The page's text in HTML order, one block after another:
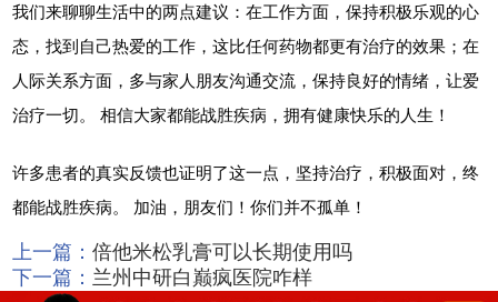
我们来聊聊生活中的两点建议：在工作方面，保持积极乐观的心
态，找到自己热爱的工作，这比任何药物都更有治疗的效果；在
人际关系方面，多与家人朋友沟通交流，保持良好的情绪，让爱
治疗一切。 相信大家都能战胜疾病，拥有健康快乐的人生！
许多患者的真实反馈也证明了这一点，坚持治疗，积极面对，终
都能战胜疾病。 加油，朋友们！你们并不孤单！
上一篇：倍他米松乳膏可以长期使用吗
下一篇： 兰州中研白巅疯医院咋样